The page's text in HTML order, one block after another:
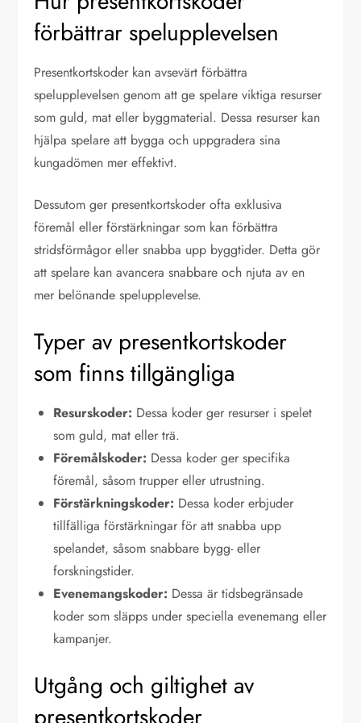
förbättrar spelupplevelsen
Presentkortskoder kan avsevärt förbättra
spelupplevelsen genom att ge spelare viktiga resurser
som guld, mat eller byggmaterial. Dessa resurser kan
hjälpa spelare att bygga och uppgradera sina
kungadömen mer effektivt.
Dessutom ger presentkortskoder ofta exklusiva
föremål eller förstärkningar som kan förbättra
stridsförmågor eller snabba upp byggtider. Detta gör
att spelare kan avancera snabbare och njuta av en
mer belönande spelupplevelse.
Typer av presentkortskoder
som finns tillgängliga
Resurskoder: Dessa koder ger resurser i spelet
som guld, mat eller trä.
Föremålskoder: Dessa koder ger specifika
föremål, såsom trupper eller utrustning.
Förstärkningskoder: Dessa koder erbjuder
tillfälliga förstärkningar för att snabba upp
spelandet, såsom snabbare bygg- eller
forskningstider.
Evenemangskoder: Dessa är tidsbegränsade
koder som släpps under speciella evenemang eller
kampanjer.
Utgång och giltighet av